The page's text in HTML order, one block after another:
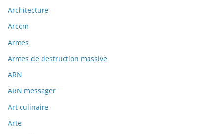
Architecture
Arcom
Armes
Armes de destruction massive
ARN
ARN messager
Art culinaire
Arte